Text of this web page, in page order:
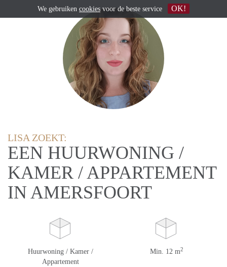
LISA ZOEKT:
EEN HUURWONING /
KAMER / APPARTEMENT
IN AMERSFOORT
Huurwoning / Kamer /
Appartement
Min. 12 m2
We gebruiken cookies voor de beste service OK!